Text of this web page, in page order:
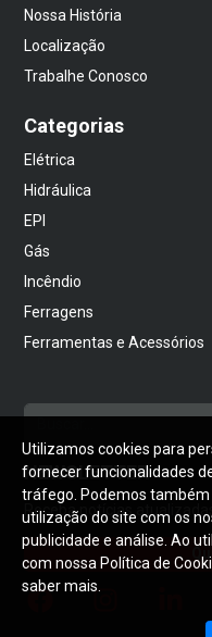
Nossa História
Localização
Trabalhe Conosco
Categorias
Elétrica
Hidráulica
EPI
Gás
Incêndio
Ferragens
Ferramentas e Acessórios
NEWSLETTER
Receba notícias
Utilizamos cookies para
fornecer funcionalidades
tráfego. Podemos
utilização do site com os
publicidade e análise. Ao
com nossa Política de
saber mais.